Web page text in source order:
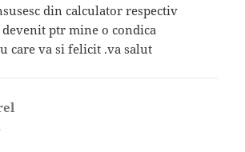
din calculator respectiv
ptr mine o condica
care va si felicit .va salut